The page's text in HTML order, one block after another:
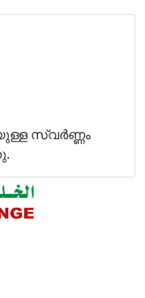
സ്വര്‍ണ്ണം